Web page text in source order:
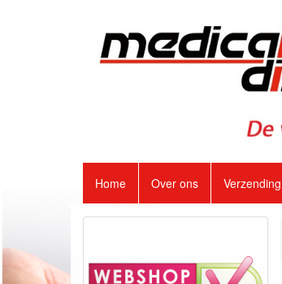
Home Over ons Verzending